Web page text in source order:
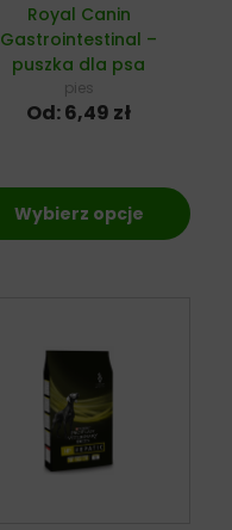
Royal Canin
Gastrointestinal –
puszka dla psa
pies
Od:6,49 zł
Wybierz opcje